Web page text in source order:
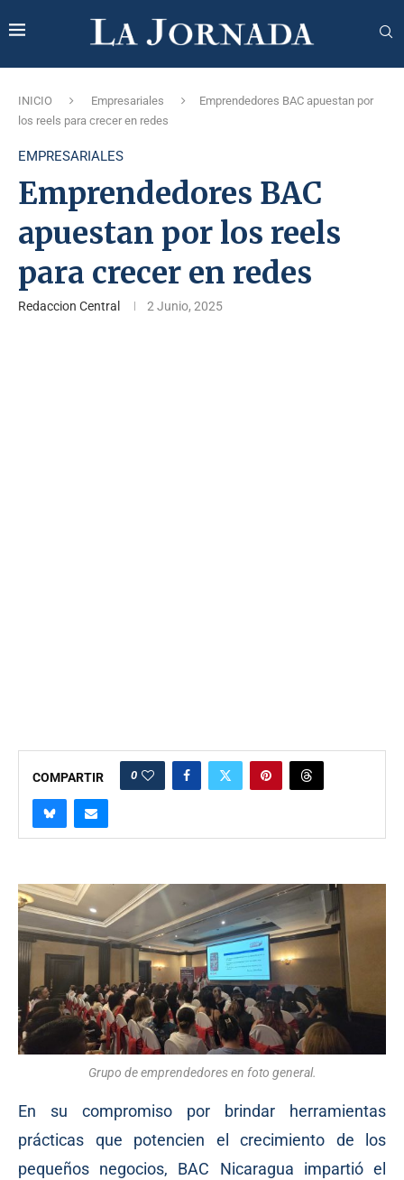
INICIO Empresariales
Emprendedores BAC apuestan por
los reels para crecer en redes
EMPRESARIALES
Emprendedores BAC
apuestan por los reels
para crecer en redes
Redaccion Central 2 Junio, 2025
COMPARTIR 0
Grupo de emprendedores en foto general.
En su compromiso por brindar herramientas
prácticas que potencien el crecimiento de los
pequeños negocios, BAC Nicaragua impartió el